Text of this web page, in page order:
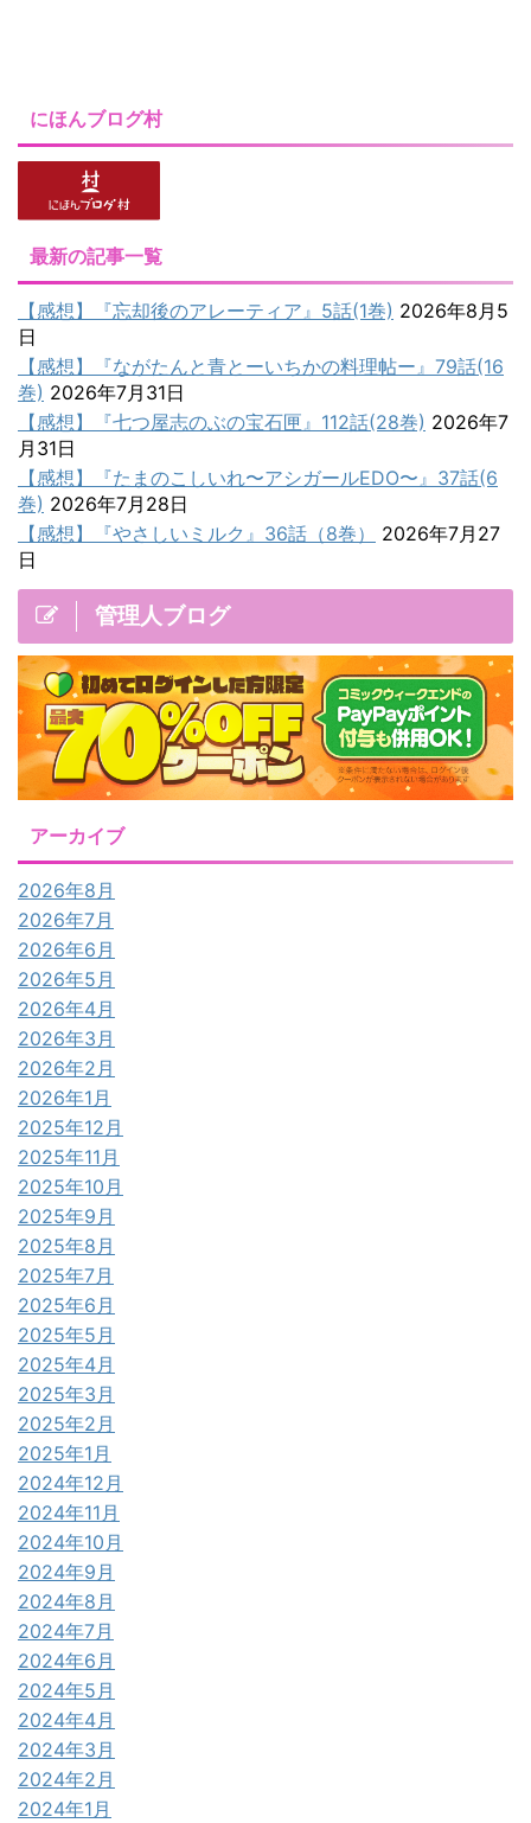
にほんブログ村
最新の記事一覧
【感想】『忘却後のアレーティア』5話(1巻) 2026年8月5
日
【感想】『ながたんと青とーいちかの料理帖ー』79話(16
巻) 2026年7月31日
【感想】『七つ屋志のぶの宝石匣』112話(28巻) 2026年7
月31日
【感想】『たまのこしいれ〜アシガールEDO〜』37話(6
巻) 2026年7月28日
【感想】『やさしいミルク』36話（8巻）
2026年7月27
日
管理人ブログ
アーカイブ
2026年8月
2026年7月
2026年6月
2026年5月
2026年4月
2026年3月
2026年2月
2026年1月
2025年12月
2025年11月
2025年10月
2025年9月
2025年8月
2025年7月
2025年6月
2025年5月
2025年4月
2025年3月
2025年2月
2025年1月
2024年12月
2024年11月
2024年10月
2024年9月
2024年8月
2024年7月
2024年6月
2024年5月
2024年4月
2024年3月
2024年2月
2024年1月